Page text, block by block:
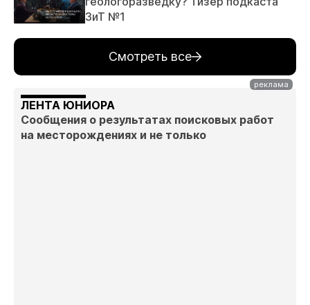
ЗиТ №1
Смотреть все
ЛЕНТА ЮНИОРА
Сообщения о результатах поисковых работ
на месторождениях и не только